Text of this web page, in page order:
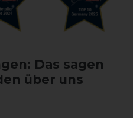
Das sagen
über uns